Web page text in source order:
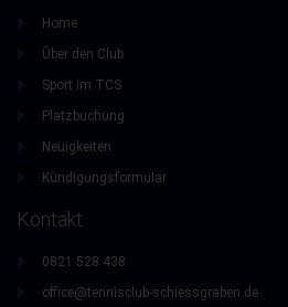
Home
Über den Club
Sport im TCS
Platzbuchung
Neuigkeiten
Kündigungsformular
Kontakt
0821 528 438
office@tennisclub-schiessgraben.de